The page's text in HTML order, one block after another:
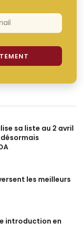
sa liste au 2 avril
les meilleurs
introduction en